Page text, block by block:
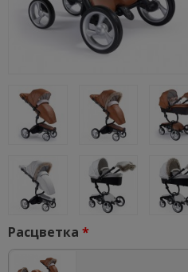
Расцветка